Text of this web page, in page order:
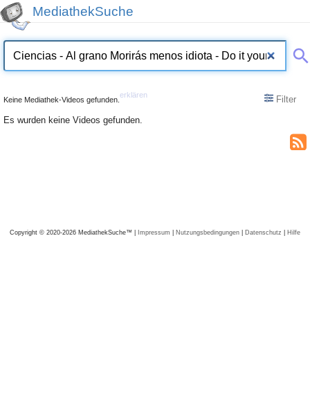
MediathekSuche
Keine Mediathek-Videos gefunden.
erklären
Filter
Es wurden keine Videos gefunden.
Copyright © 2020-2026 MediathekSuche™ | Impressum | Nutzungsbedingungen | Datenschutz | Hilfe